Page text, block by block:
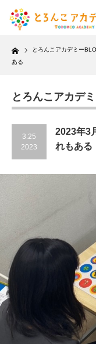
Home とろんこアカデミー
ある
とろんこアカデ
3.25
2023
2023年3
れもある